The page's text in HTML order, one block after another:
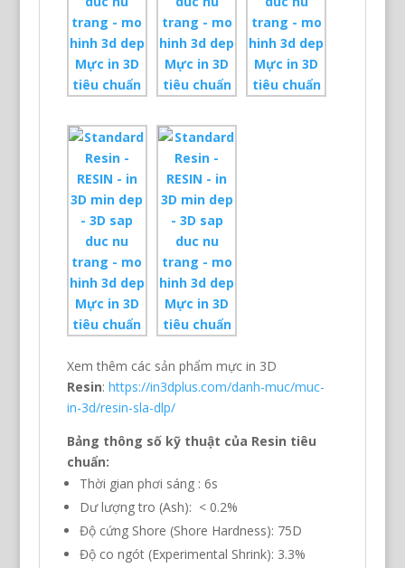
Xem thêm các sản phẩm mực in 3D
Resin: https://in3dplus.com/danh-muc/muc-
in-3d/resin-sla-dlp/
Bảng thông số kỹ thuật của Resin tiêu
chuẩn:
Thời gian phơi sáng : 6s
Dư lượng tro (Ash): < 0.2%
Độ cứng Shore (Shore Hardness): 75D
Độ co ngót (Experimental Shrink): 3.3%